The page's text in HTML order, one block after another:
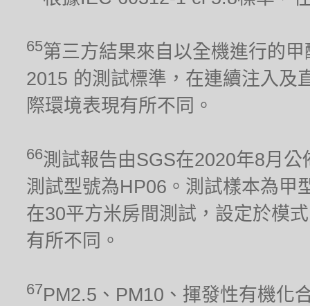
65第三方結果來自以全機進行的
2015 的測試標準，在連續注入及
際環境表現有所不同。
66測試報告由SGS在2020年8月
測試型號為HP06。測試樣本為甲
在30平方米房間測試，設定於模
有所不同。
67PM2.5、PM10、揮發性有機化